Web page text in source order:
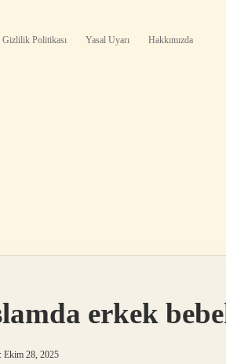
Gizlilik Politikası Yasal Uyarı Hakkımızda
erkek
Ekim 28, 2025